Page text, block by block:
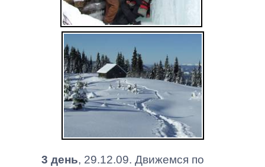
3 день, 29.12.09. Движемся по